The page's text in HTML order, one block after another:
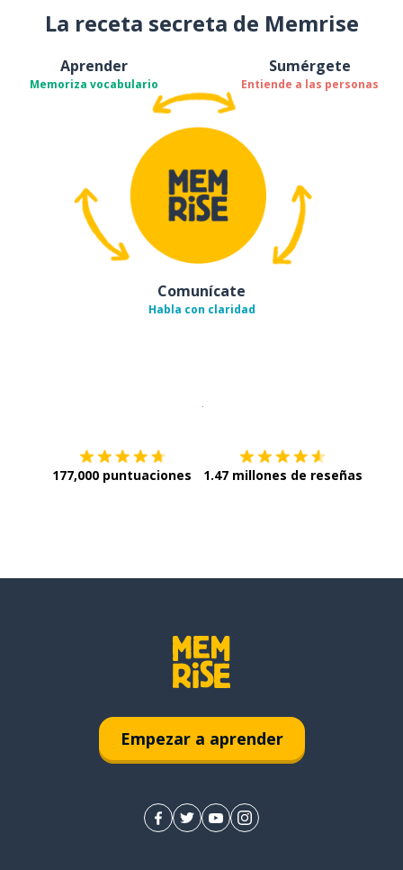
La receta secreta de Memrise
Aprender
Memoriza vocabulario
Sumérgete
Entiende a las personas
Comunícate
Habla con claridad
177,000 puntuaciones 1.47 millones de reseñas
Empezar a aprender